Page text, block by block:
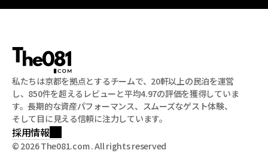
私たちは京都を拠点とするチームで、20軒以上の民泊を運営
し、850件を超えるレビューと平均4.97の評価を獲得していま
す。長期的な資産パフォーマンス、スムーズなゲスト体験、
そして目に見える信頼に注力しています。
採用情報
© 2026 The081.com . All rights reserved